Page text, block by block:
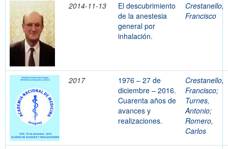
2014-11-13
El descubrimiento
de la anestesia
general por
inhalación.
Crestanello,
Francisco
2017
1976 – 27 de
diciembre – 2016.
Cuarenta años de
avances y
realizaciones.
Crestanello,
Francisco;
Turnes,
Antonio;
Romero,
Carlos